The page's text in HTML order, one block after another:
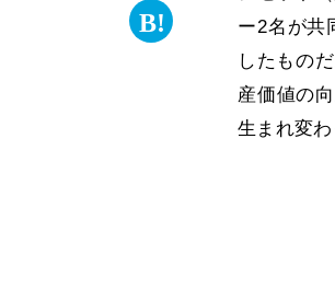
ー2名が共
したもの
産価値の
生まれ変わ